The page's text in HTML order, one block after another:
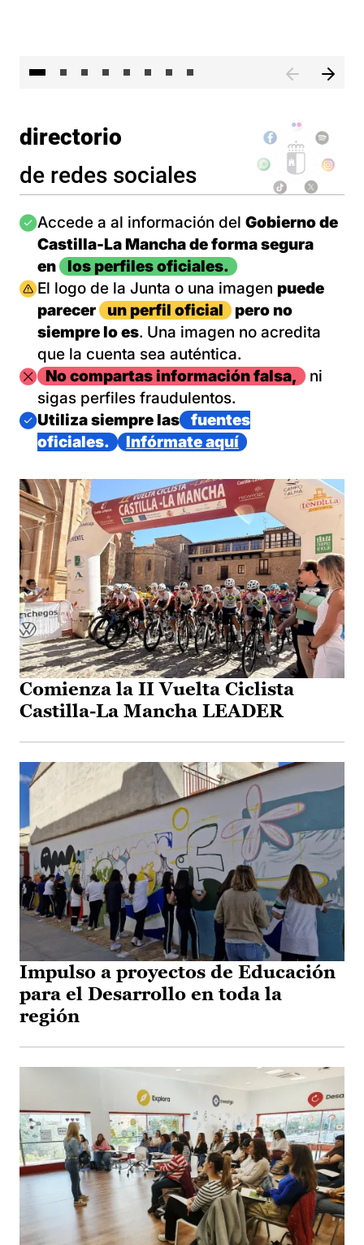
directorio
de redes sociales
Imagen
Accede a al información del Gobierno de
Castilla-La Mancha de forma segura
en
los perfiles oficiales.
Imagen
El logo de la Junta o una imagen puede
parecer
un perfil oficial
pero no
siempre lo es. Una imagen no acredita
que la cuenta sea auténtica.
ImagenNo compartas información falsa,
ni
sigas perfiles fraudulentos.
Imagen
Utiliza siempre las
fuentes
oficiales.
Infórmate aquí
Comienza la II Vuelta Ciclista
Castilla-La Mancha LEADER
Impulso a proyectos de Educación
para el Desarrollo en toda la
región